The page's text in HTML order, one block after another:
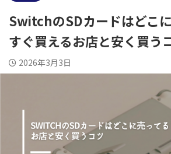
SwitchのSDカードはどこ
すぐ買えるお店と安く買う
2026年3月3日